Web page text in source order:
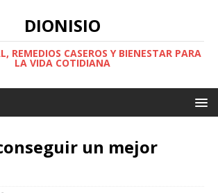
DIONISIO
REMEDIOS CASEROS Y BIENESTAR PARA
LA VIDA COTIDIANA
un mejor